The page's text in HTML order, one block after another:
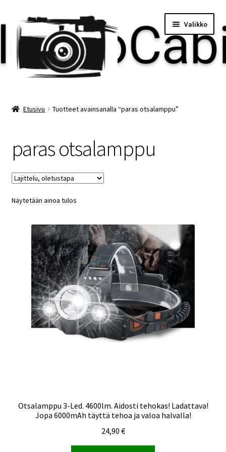
Siirry
navigointiin
Siirry
sisältöön
Valikko
Minun tilini
Ostoskori
Etusivu Tuotteet avainsanalla “paras otsalamppu”
paras otsalamppu
Näytetään ainoa tulos
Otsalamppu 3-Led. 4600lm. Aidosti tehokas! Ladattava!
Jopa 6000mAh täyttä tehoa ja valoa halvalla!
24,90 €